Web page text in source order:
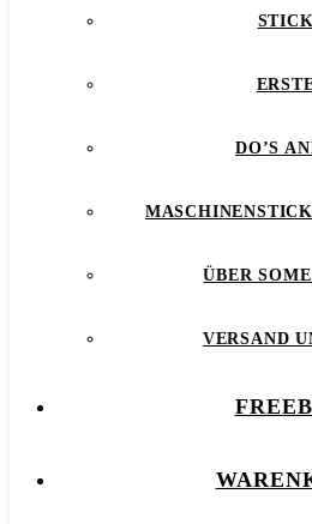
DO’S
ÜBER
VERSAND